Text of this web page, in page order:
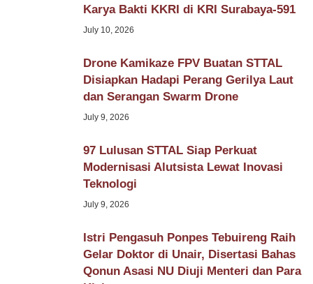
Karya Bakti KKRI di KRI Surabaya-591
July 10, 2026
Drone Kamikaze FPV Buatan STTAL
Disiapkan Hadapi Perang Gerilya Laut
dan Serangan Swarm Drone
July 9, 2026
97 Lulusan STTAL Siap Perkuat
Modernisasi Alutsista Lewat Inovasi
Teknologi
July 9, 2026
Istri Pengasuh Ponpes Tebuireng Raih
Gelar Doktor di Unair, Disertasi Bahas
Qonun Asasi NU Diuji Menteri dan Para